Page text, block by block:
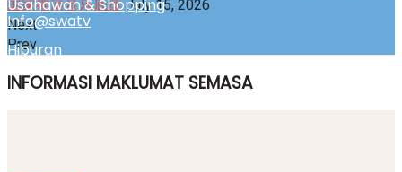
Info@swatv
Usahawan & Shopping
Hiburan
SWA Digital Malaysia
国家摇滚音乐底蕴July 15, 2026
Next
Prev
INFORMASI MAKLUMAT SEMASA